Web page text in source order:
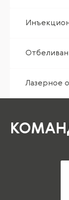
Лазерное